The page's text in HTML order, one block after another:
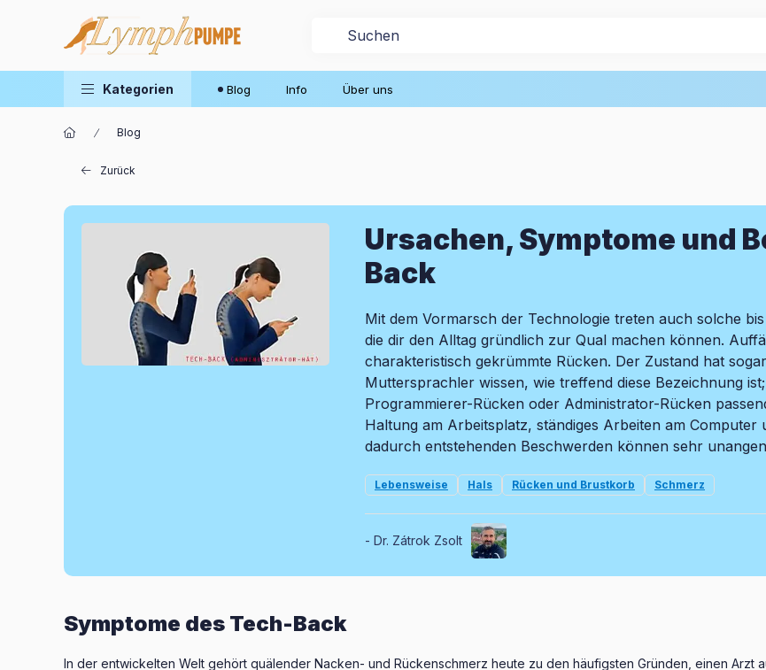
Kategorien Blog Info Über uns
Blog
Zurück
Ursachen, Symptome und
Back
Mit dem Vormarsch der Technologie treten auch solche
die dir den Alltag gründlich zur Qual machen können.
charakteristisch gekrümmte Rücken. Der Zustand hat
Muttersprachler wissen, wie treffend diese Bezeichnung
Programmierer-Rücken oder Administrator-Rücken
Haltung am Arbeitsplatz, ständiges Arbeiten am
dadurch entstehenden Beschwerden können sehr
Lebensweise Hals Rücken und Brustkorb Schmerz
Dr. Zátrok Zsolt
Symptome des Tech-Back
In der entwickelten Welt gehört quälender Nacken- und Rückenschmerz heute zu den häufigsten Gründen, einen Arzt